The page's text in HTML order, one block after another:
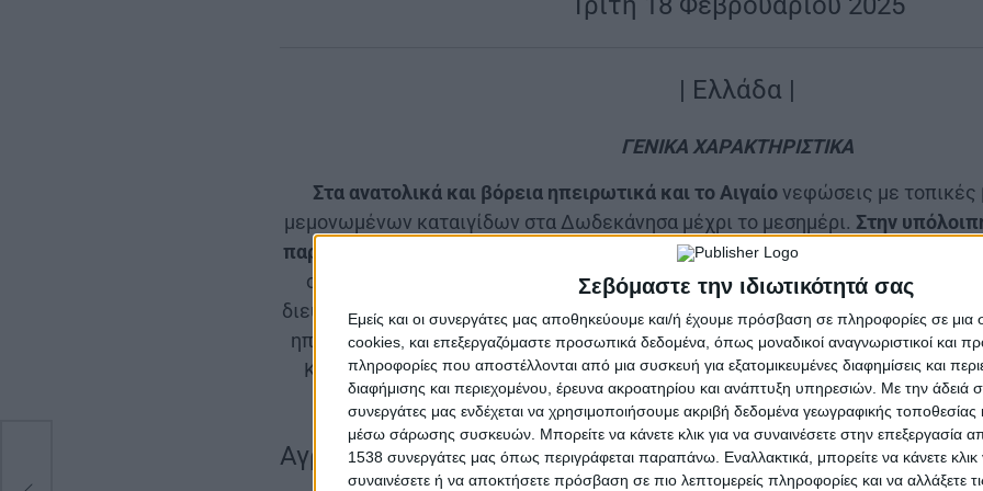
Σεβόμαστε την ιδιωτικότητά σας
Εμείς και οι συνεργάτες μας αποθηκεύουμε και/ή έχουμε πρόσβαση σε πληροφορίες σε
cookies, και επεξεργαζόμαστε προσωπικά δεδομένα, όπως μοναδικοί αναγνωριστικοί και
πληροφορίες που αποστέλλονται από μια συσκευή για εξατομικευμένες διαφημίσεις και
διαφήμισης και περιεχομένου, έρευνα ακροατηρίου και ανάπτυξη υπηρεσιών. Με την άδειά
συνεργάτες μας ενδέχεται να χρησιμοποιήσουμε ακριβή δεδομένα γεωγραφικής τοποθεσίας
μέσω σάρωσης συσκευών. Μπορείτε να κάνετε κλικ για να συναινέσετε στην επεξεργασία
1538 συνεργάτες μας όπως περιγράφεται παραπάνω. Εναλλακτικά, μπορείτε να κάνετε κλικ
συναινέσετε ή να αποκτήσετε πρόσβαση σε πιο λεπτομερείς πληροφορίες και να αλλάξετε
| Ελλάδα |
ΓΕΝΙΚΑ ΧΑΡΑΚΤΗΡΙΣΤΙΚΑ
Στα ανατολικά και βόρεια ηπειρωτικά και το Αιγαίονεφώσεις με τοπικές
μεμονωμένων καταιγίδων στα Δωδεκάνησα μέχρι το μεσημέρι. Στην
παροδικά αυξημένες με τοπικές βροχές
μικρής διάρκειας.
θα πέσουν
ορεινά καθώς και σε ημιορεινές περιοχές της βόρειας χώρας. Οι άνεμοι
διευθύνσεις 3 με 5 μποφόρ.
Η θερμοκρασίαθα σημειώσει πτώση στα
ηπειρωτικά θα φτάσει τους 06 με 08 βαθμούς, στα δυτικά και τα νότια τους
Κυκλάδες, την Κρήτη και τα Δωδεκάνησα τους 17 με 18 βαθμούς Κελσίου.
κατά τόπους στα βόρεια ηπειρωτικά.
Αγρίνιο